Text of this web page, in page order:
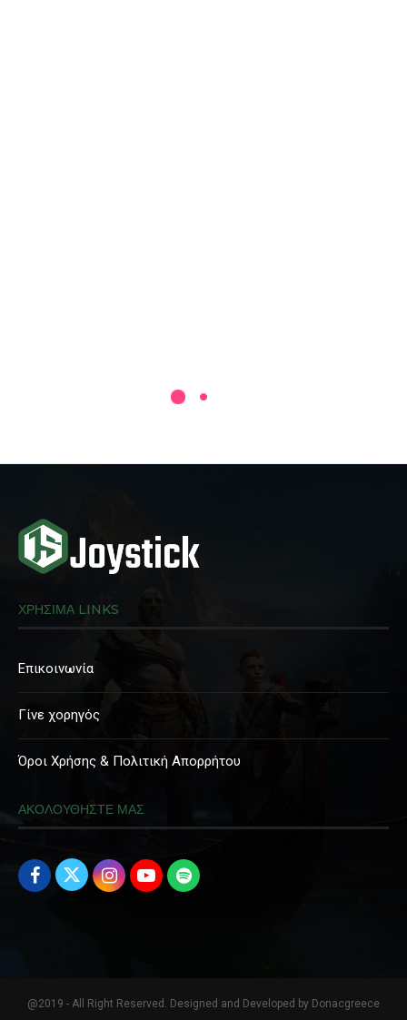
ΧΡΗΣΙΜΑ LINKS
Επικοινωνία
Γίνε χορηγός
Όροι Χρήσης & Πολιτική Απορρήτου
ΑΚΟΛΟΥΘΗΣΤΕ ΜΑΣ
@2019 - All Right Reserved. Designed and Developed by Donacgreece